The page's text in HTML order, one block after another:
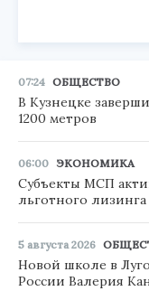
07:24 ОБЩЕСТВО
В Кузнецке
1200 метров
06:00 ЭКОНОМИКА
Субъекты МСП
льготного лизинга
5 августа 2026
Новой школе в
России Валерия